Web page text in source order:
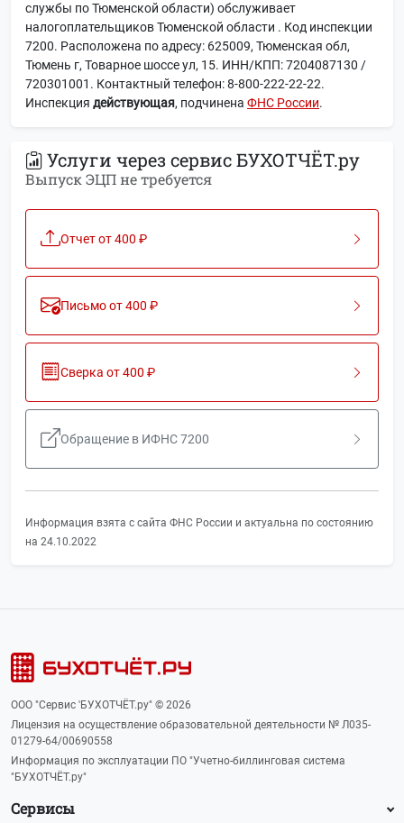
службы по Тюменской области) обслуживает
налогоплательщиков Тюменской области . Код инспекции
7200. Расположена по адресу: 625009, Тюменская обл,
Тюмень г, Товарное шоссе ул, 15. ИНН/КПП: 7204087130 /
720301001. Контактный телефон: 8-800-222-22-22.
Инспекция действующая, подчинена ФНС России.
Услуги через сервис БУХОТЧЁТ.ру
Выпуск ЭЦП не требуется
Отчет от 400 ₽
Письмо от 400 ₽
Сверка от 400 ₽
Обращение в ИФНС 7200
Информация взята с сайта ФНС России и актуальна по состоянию
на 24.10.2022
ООО "Сервис 'БУХОТЧЁТ.ру" © 2026
Лицензия на осуществление образовательной деятельности № Л035-
01279-64/00690558
Информация по эксплуатации ПО "Учетно-биллинговая система
"БУХОТЧЁТ.ру"
Сервисы